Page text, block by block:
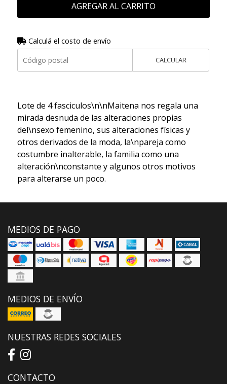
AGREGAR AL CARRITO
Calculá el costo de envío
CALCULAR
Lote de 4 fasciculos\n\nMaitena nos regala una
mirada desnuda de las alteraciones propias
del\nsexo femenino, sus alteraciones físicas y
otros derivados de la moda, la\npareja como
costumbre inalterable, la familia como una
alteración\nconstante y algunos otros motivos
para alterarse un poco.
MEDIOS DE PAGO
MEDIOS DE ENVÍO
NUESTRAS REDES SOCIALES
CONTACTO